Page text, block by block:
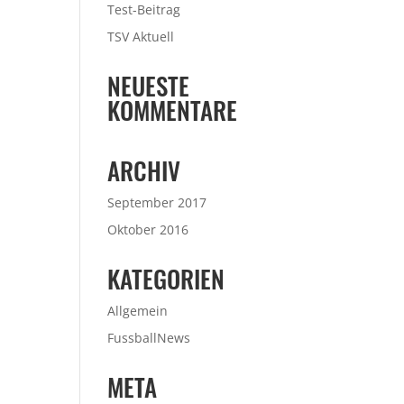
Test-Beitrag
TSV Aktuell
NEUESTE
KOMMENTARE
ARCHIV
September 2017
Oktober 2016
KATEGORIEN
Allgemein
FussballNews
META